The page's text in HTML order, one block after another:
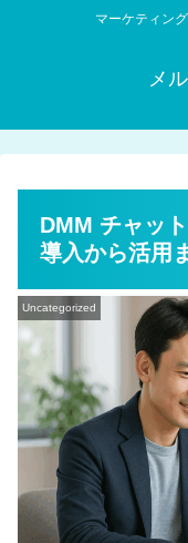
マーケティン
メ
DMM チャッ
導入から活用
Uncategorized